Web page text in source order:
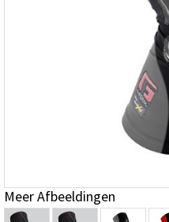
Meer Afbeeldingen